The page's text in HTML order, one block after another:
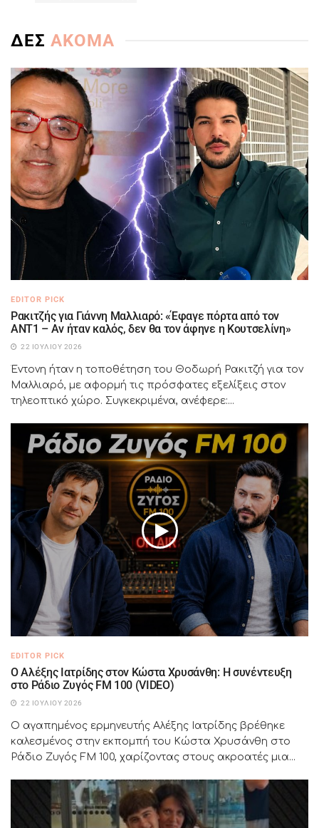
ΔΕΣ ΑΚΟΜΑ
EDITOR PICK
Ρακιτζής για Γιάννη Μαλλιαρό: «Έφαγε πόρτα από τον
ΑΝΤ1 – Αν ήταν καλός, δεν θα τον άφηνε η Κουτσελίνη»
22 ΙΟΥΛΊΟΥ 2026
Έντονη ήταν η τοποθέτηση του Θοδωρή Ρακιτζή για τον
Μαλλιαρό, με αφορμή τις πρόσφατες εξελίξεις στον
τηλεοπτικό χώρο. Συγκεκριμένα, ανέφερε:...
EDITOR PICK
Ο Αλέξης Ιατρίδης στον Κώστα Χρυσάνθη: Η συνέντευξη
στο Ράδιο Ζυγός FM 100 (VIDEO)
22 ΙΟΥΛΊΟΥ 2026
Ο αγαπημένος ερμηνευτής Αλέξης Ιατρίδης βρέθηκε
καλεσμένος στην εκπομπή του Κώστα Χρυσάνθη στο
Ράδιο Ζυγός FM 100, χαρίζοντας στους ακροατές μια...